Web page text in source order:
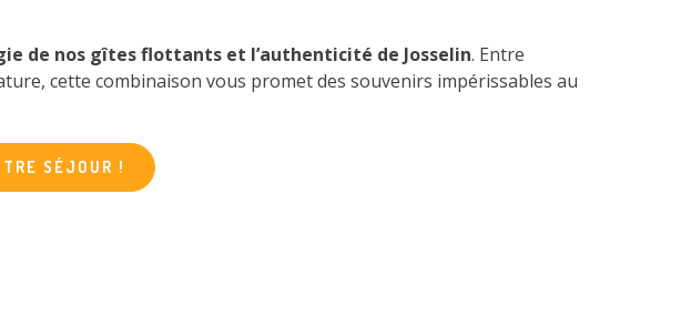
de nos gîtes flottants et l’authenticité de Josselin. Entre
cette combinaison vous promet des souvenirs impérissables au
SÉJOUR !